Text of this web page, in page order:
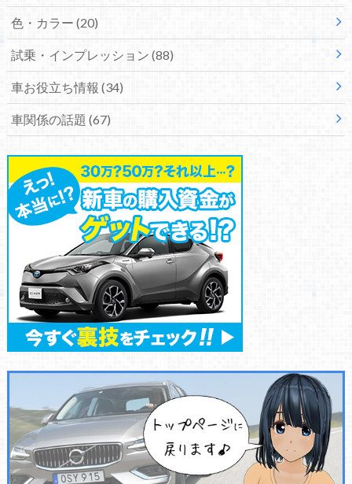
色・カラー (20)
試乗・インプレッション (88)
車お役立ち情報 (34)
車関係の話題 (67)